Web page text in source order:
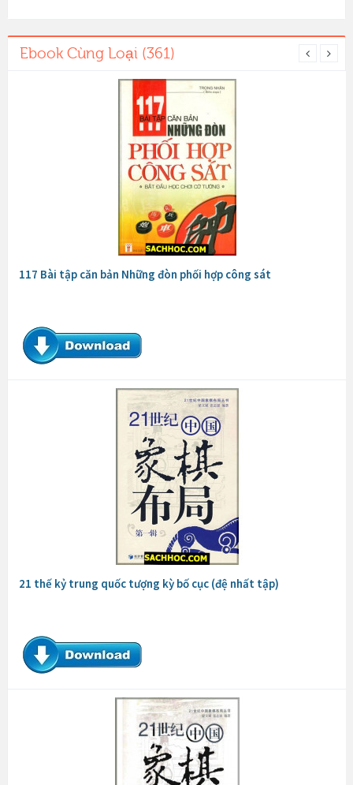
Ebook Cùng Loại (361)
117 Bài tập căn bản Những đòn phối hợp công sát
21 thế kỷ trung quốc tượng kỳ bố cục (đệ nhất tập)